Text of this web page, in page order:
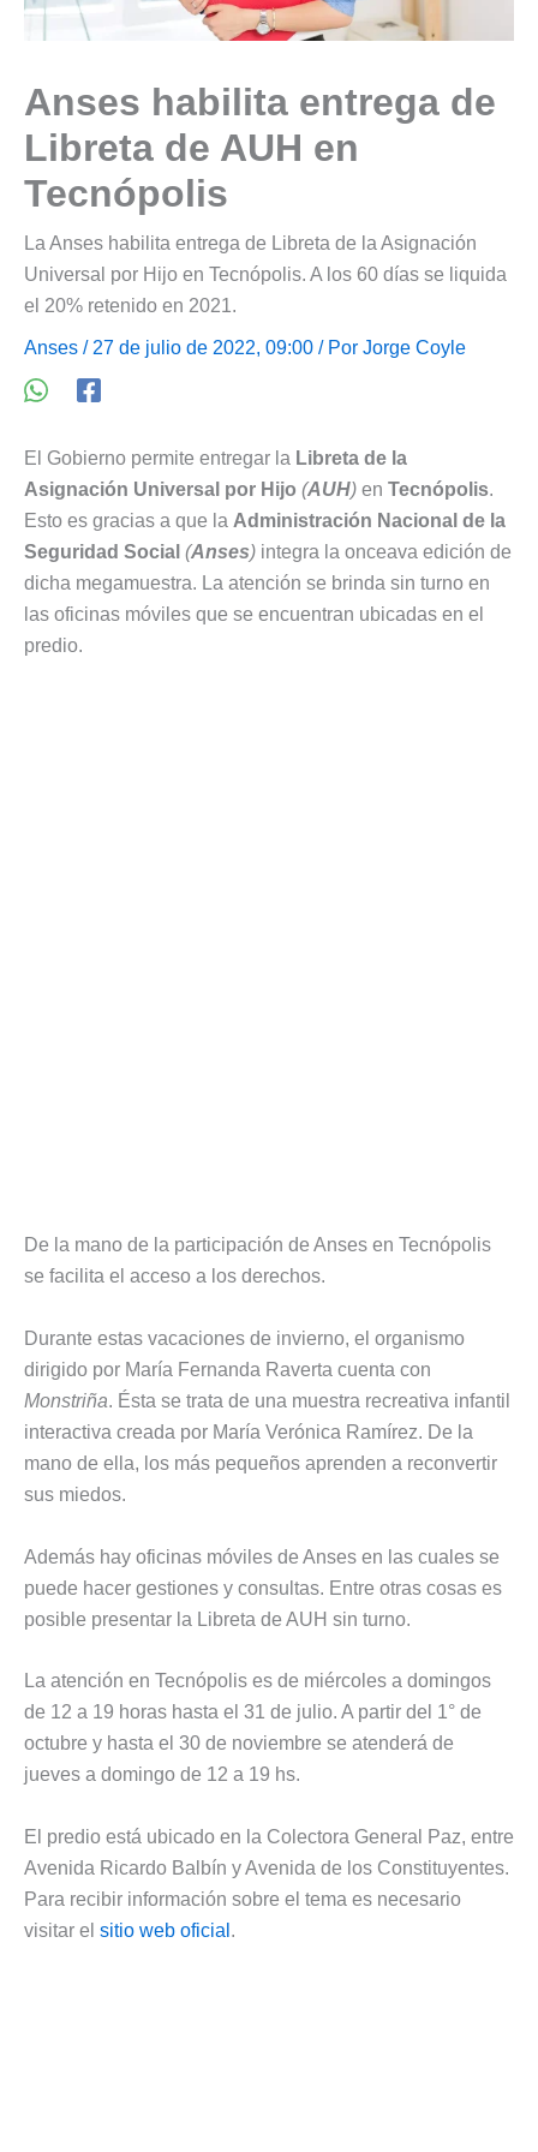
Anses habilita entrega de
Libreta de AUH en
Tecnópolis
La Anses habilita entrega de Libreta de la Asignación
Universal por Hijo en Tecnópolis. A los 60 días se liquida
el 20% retenido en 2021.
Anses / 27 de julio de 2022, 09:00 / Por Jorge Coyle
El Gobierno permite entregar la Libreta de la
Asignación Universal por Hijo (AUH) en Tecnópolis.
Esto es gracias a que la Administración Nacional de la
Seguridad Social (Anses) integra la onceava edición de
dicha megamuestra. La atención se brinda sin turno en
las oficinas móviles que se encuentran ubicadas en el
predio.
De la mano de la participación de Anses en Tecnópolis
se facilita el acceso a los derechos.
Durante estas vacaciones de invierno, el organismo
dirigido por María Fernanda Raverta cuenta con
Monstriña. Ésta se trata de una muestra recreativa infantil
interactiva creada por María Verónica Ramírez. De la
mano de ella, los más pequeños aprenden a reconvertir
sus miedos.
Además hay oficinas móviles de Anses en las cuales se
puede hacer gestiones y consultas. Entre otras cosas es
posible presentar la Libreta de AUH sin turno.
La atención en Tecnópolis es de miércoles a domingos
de 12 a 19 horas hasta el 31 de julio. A partir del 1° de
octubre y hasta el 30 de noviembre se atenderá de
jueves a domingo de 12 a 19 hs.
El predio está ubicado en la Colectora General Paz, entre
Avenida Ricardo Balbín y Avenida de los Constituyentes.
Para recibir información sobre el tema es necesario
visitar el sitio web oficial .